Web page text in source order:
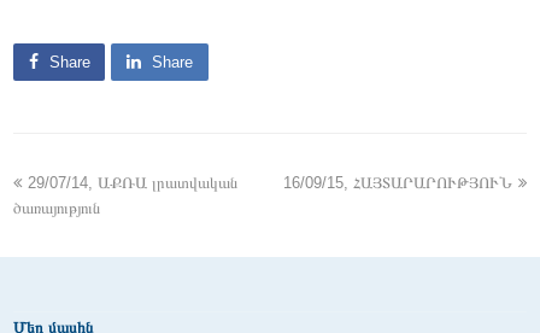
Share Share
29/07/14, ԱՔՌԱ լրատվական
ծառայություն
16/09/15, ՀԱՅՏԱՐԱՐՈՒԹՅՈՒՆ
Մեր մասին